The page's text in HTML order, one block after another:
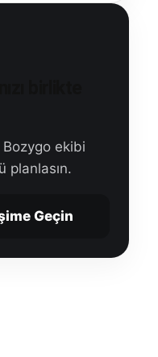
ekibi
planlasın.
Geçin